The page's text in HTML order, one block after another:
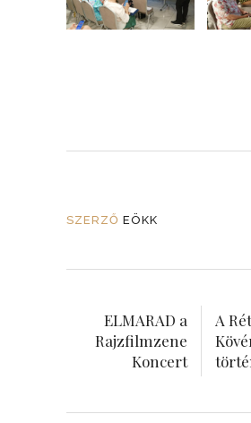
SZERZŐ EÖKK
ELMARAD a
Rajzfilmzene
Koncert
A